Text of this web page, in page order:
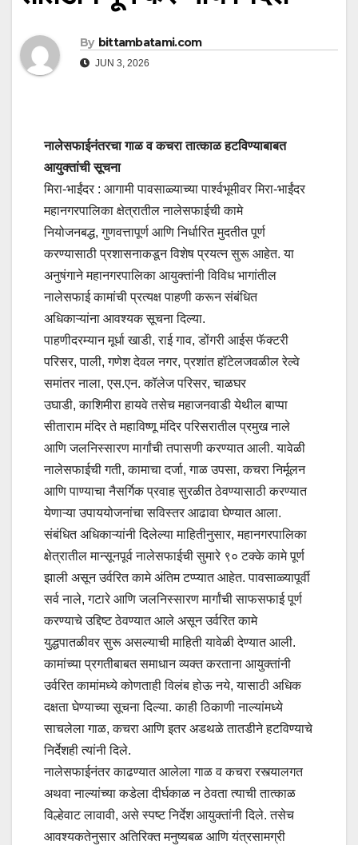
By bittambatami.com
JUN 3, 2026
नालेसफाईनंतरचा गाळ व कचरा तात्काळ हटविण्याबाबत
आयुक्तांची सूचना
मिरा-भाईंदर : आगामी पावसाळ्याच्या पार्श्वभूमीवर मिरा-भाईंदर
महानगरपालिका क्षेत्रातील नालेसफाईची कामे
नियोजनबद्ध, गुणवत्तापूर्ण आणि निर्धारित मुदतीत पूर्ण
करण्यासाठी प्रशासनाकडून विशेष प्रयत्न सुरू आहेत. या
अनुषंगाने महानगरपालिका आयुक्तांनी विविध भागांतील
नालेसफाई कामांची प्रत्यक्ष पाहणी करून संबंधित
अधिकाऱ्यांना आवश्यक सूचना दिल्या.
पाहणीदरम्यान मूर्धा खाडी, राई गाव, डोंगरी आईस फॅक्टरी
परिसर, पाली, गणेश देवल नगर, प्रशांत हॉटेलजवळील रेल्वे
समांतर नाला, एस.एन. कॉलेज परिसर, चाळघर
उघाडी, काशिमीरा हायवे तसेच महाजनवाडी येथील बाप्पा
सीताराम मंदिर ते महाविष्णू मंदिर परिसरातील प्रमुख नाले
आणि जलनिस्सारण मार्गांची तपासणी करण्यात आली. यावेळी
नालेसफाईची गती, कामाचा दर्जा, गाळ उपसा, कचरा निर्मूलन
आणि पाण्याचा नैसर्गिक प्रवाह सुरळीत ठेवण्यासाठी करण्यात
येणाऱ्या उपाययोजनांचा सविस्तर आढावा घेण्यात आला.
संबंधित अधिकाऱ्यांनी दिलेल्या माहितीनुसार, महानगरपालिका
क्षेत्रातील मान्सूनपूर्व नालेसफाईची सुमारे ९० टक्के कामे पूर्ण
झाली असून उर्वरित कामे अंतिम टप्प्यात आहेत. पावसाळ्यापूर्वी
सर्व नाले, गटारे आणि जलनिस्सारण मार्गांची साफसफाई पूर्ण
करण्याचे उद्दिष्ट ठेवण्यात आले असून उर्वरित कामे
युद्धपातळीवर सुरू असल्याची माहिती यावेळी देण्यात आली.
कामांच्या प्रगतीबाबत समाधान व्यक्त करताना आयुक्तांनी
उर्वरित कामांमध्ये कोणताही विलंब होऊ नये, यासाठी अधिक
दक्षता घेण्याच्या सूचना दिल्या. काही ठिकाणी नाल्यांमध्ये
साचलेला गाळ, कचरा आणि इतर अडथळे तातडीने हटविण्याचे
निर्देशही त्यांनी दिले.
नालेसफाईनंतर काढण्यात आलेला गाळ व कचरा रस्त्यालगत
अथवा नाल्यांच्या कडेला दीर्घकाळ न ठेवता त्याची तात्काळ
विल्हेवाट लावावी, असे स्पष्ट निर्देश आयुक्तांनी दिले. तसेच
आवश्यकतेनुसार अतिरिक्त मनुष्यबळ आणि यंत्रसामग्री